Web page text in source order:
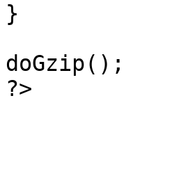
}
doGzip();
?>